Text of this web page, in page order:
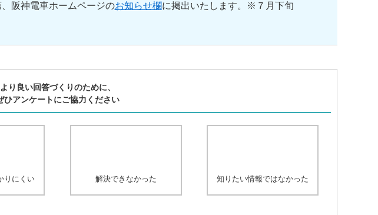
阪神電車ホームページのお知らせ欄に掲出いたします。※７月下旬
より良い回答づくりのために、
ひアンケートにご協力ください
りにくい 解決できなかった 知りたい情報ではなかった